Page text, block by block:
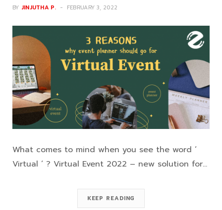
BY JINJUTHA P. FEBRUARY 3, 2022
What comes to mind when you see the word ‘
Virtual ‘ ? Virtual Event 2022 – new solution for…
KEEP READING